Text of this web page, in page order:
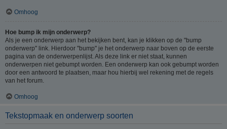
Omhoog
Hoe bump ik mijn onderwerp?
Als je een onderwerp aan het bekijken bent, kan je klikken op de "bump
onderwerp" link. Hierdoor "bump" je het onderwerp naar boven op de eerste
pagina van de onderwerpenlijst. Als deze link er niet staat, kunnen
onderwerpen niet gebumpt worden. Een onderwerp kan ook gebumpt worden
door een antwoord te plaatsen, maar hou hierbij wel rekening met de regels
van het forum.
Omhoog
Tekstopmaak en onderwerp soorten